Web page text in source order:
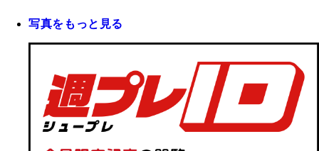
写真をもっと見る